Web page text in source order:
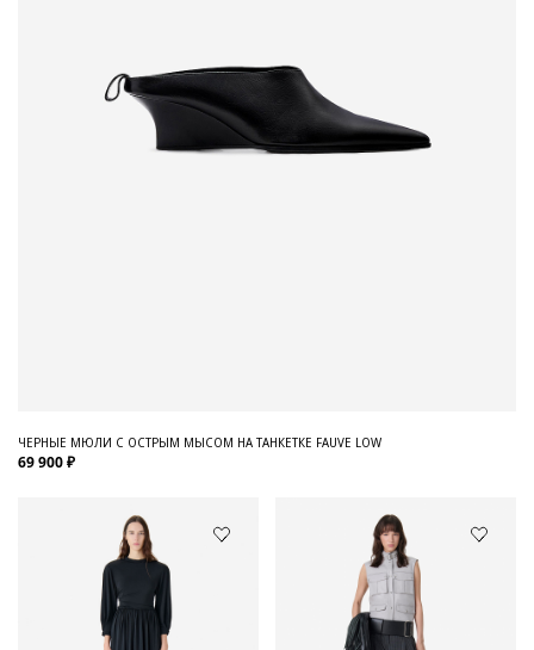
ЧЕРНЫЕ МЮЛИ С ОСТРЫМ МЫСОМ НА ТАНКЕТКЕ FAUVE LOW
69 900 ₽